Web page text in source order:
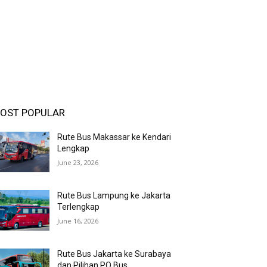
POPULAR
Rute Bus Makassar ke Kendari
Lengkap
June 23, 2026
Rute Bus Lampung ke Jakarta
Terlengkap
June 16, 2026
Rute Bus Jakarta ke Surabaya